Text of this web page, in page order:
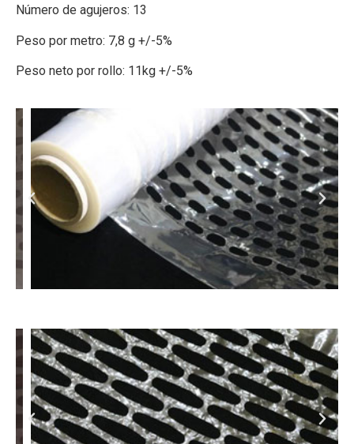
Número de agujeros: 13
Peso por metro: 7,8 g +/-5%
Peso neto por rollo: 11kg +/-5%